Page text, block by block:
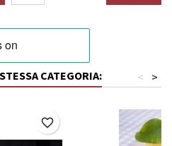
CATEGORIA: >
<
favorite_border